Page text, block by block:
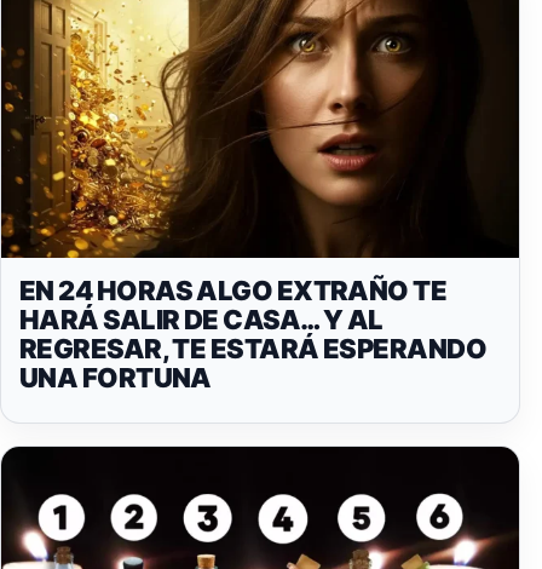
EN 24 HORAS ALGO EXTRAÑO TE
HARÁ SALIR DE CASA… Y AL
REGRESAR, TE ESTARÁ ESPERANDO
UNA FORTUNA